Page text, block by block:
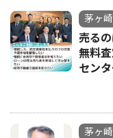
茅ヶ崎
売る
無料
センタ
茅ヶ崎